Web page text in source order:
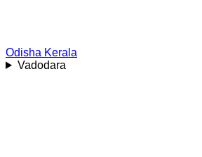
Odisha Kerala
Vadodara